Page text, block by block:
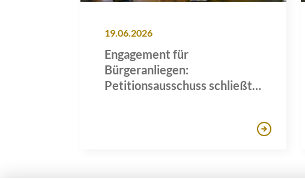
19.06.2026
Engagement für
Bürgeranliegen:
Petitionsausschuss schließt